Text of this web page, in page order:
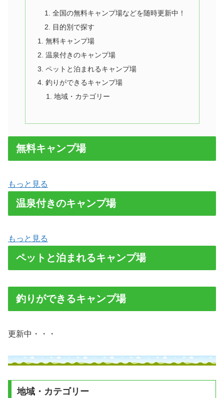
全国の無料キャンプ場などを随時更新中！
目的別で探す
無料キャンプ場
温泉付きのキャンプ場
ペットと泊まれるキャンプ場
釣りができるキャンプ場
地域・カテゴリー
無料キャンプ場
もっと見る
温泉付きのキャンプ場
もっと見る
ペットと泊まれるキャンプ場
釣りができるキャンプ場
更新中・・・
地域・カテゴリー